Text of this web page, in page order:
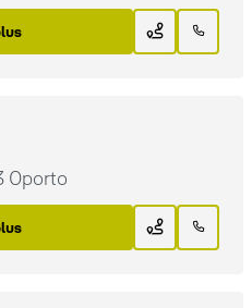
Oporto